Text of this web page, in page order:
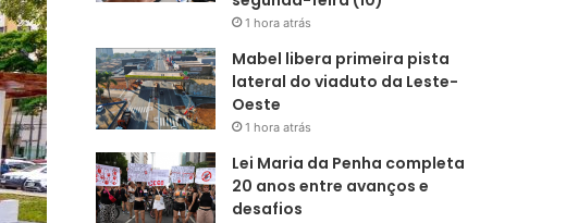
1 hora atrás
Mabel libera primeira pista
lateral do viaduto da Leste-
Oeste
1 hora atrás
Lei Maria da Penha completa
20 anos entre avanços e
desafios